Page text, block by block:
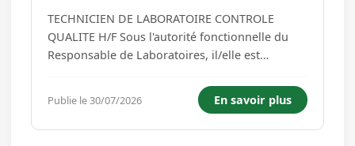
TECHNICIEN DE LABORATOIRE CONTROLE
QUALITE H/F Sous l'autorité fonctionnelle du
Responsable de Laboratoires, il/elle est
de contrôles en garantissant l'exactitude des
résultats. Missions : À titre principalGarantir la
conformité des produits fab...
Publie le 30/07/2026 En savoir plus